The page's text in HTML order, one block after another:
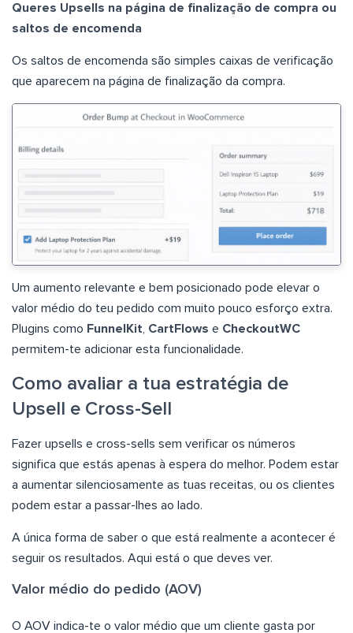
Queres Upsells na página de finalização de compra ou
saltos de encomenda
Os saltos de encomenda são simples caixas de verificação
que aparecem na página de finalização da compra.
Um aumento relevante e bem posicionado pode elevar o
valor médio do teu pedido com muito pouco esforço extra.
Plugins como FunnelKit CartFlows e CheckoutWC
permitem-te adicionar esta funcionalidade.
Como avaliar a tua estratégia de
Upsell e Cross-Sell
Fazer upsells e cross-sells sem verificar os números
significa que estás apenas à espera do melhor. Podem estar
a aumentar silenciosamente as tuas receitas, ou os clientes
podem estar a passar-lhes ao lado.
A única forma de saber o que está realmente a acontecer é
seguir os resultados. Aqui está o que deves ver.
Valor médio do pedido (AOV)
O AOV indica-te o valor médio que um cliente gasta por